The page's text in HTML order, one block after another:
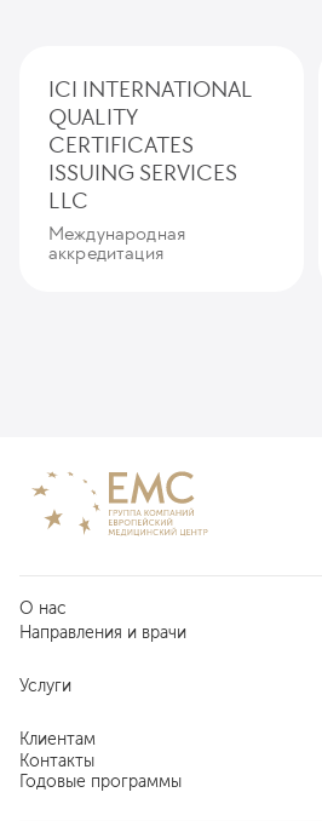
ICI INTERNATIONAL
QUALITY
CERTIFICATES
ISSUING SERVICES
LLC
Международная
аккредитация
О нас
Отзывы пациентов
О клинике
Новости
Специалистам
Направления и врачи
Направления
Центры компетенций
Услуги
Индивидуальный план здоровья
Комплексные программы
Клиентам
Запись на прием
Контакты
Годовые программы